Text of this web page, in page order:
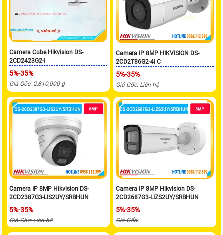
Camera Cube Hikvision DS-
2CD2423G2-I
5%-35%
Giá Gốc: 2,810,000 ₫
Camera IP 8MP HIKVISION DS-
2CD2T86G2-4I C
5%-35%
Giá Gốc: Liên hệ
Camera IP 8MP Hikvision DS-
2CD2387G3-LIS2UY/SRBHUN
5%-35%
Giá Gốc: Liên hệ
Camera IP 8MP Hikvision DS-
2CD2687G3-LIZS2UY/SRBHUN
5%-35%
Giá Gốc: